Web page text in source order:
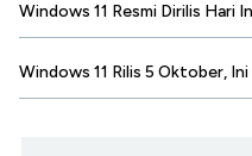
Windows 11 Resmi Dirilis Hari
Windows 11 Rilis 5 Oktober,